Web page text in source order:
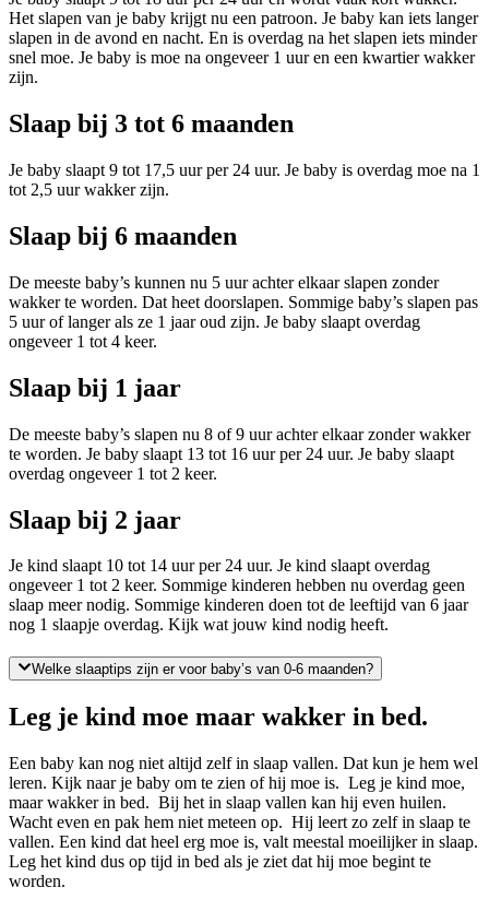
Het slapen van je baby krijgt nu een patroon. Je baby kan iets langer
slapen in de avond en nacht. En is overdag na het slapen iets minder
snel moe. Je baby is moe na ongeveer 1 uur en een kwartier wakker
zijn.
Slaap bij 3 tot 6 maanden
Je baby slaapt 9 tot 17,5 uur per 24 uur. Je baby is overdag moe na 1
tot 2,5 uur wakker zijn.
Slaap bij 6 maanden
De meeste baby’s kunnen nu 5 uur achter elkaar slapen zonder
wakker te worden. Dat heet doorslapen. Sommige baby’s slapen pas
5 uur of langer als ze 1 jaar oud zijn. Je baby slaapt overdag
ongeveer 1 tot 4 keer.
Slaap bij 1 jaar
De meeste baby’s slapen nu 8 of 9 uur achter elkaar zonder wakker
te worden. Je baby slaapt 13 tot 16 uur per 24 uur. Je baby slaapt
overdag ongeveer 1 tot 2 keer.
Slaap bij 2 jaar
Je kind slaapt 10 tot 14 uur per 24 uur. Je kind slaapt overdag
ongeveer 1 tot 2 keer. Sommige kinderen hebben nu overdag geen
slaap meer nodig. Sommige kinderen doen tot de leeftijd van 6 jaar
nog 1 slaapje overdag. Kijk wat jouw kind nodig heeft.
Welke slaaptips zijn er voor baby’s van 0-6 maanden?
Leg je kind moe maar wakker in bed.
Een baby kan nog niet altijd zelf in slaap vallen. Dat kun je hem wel
leren. Kijk naar je baby om te zien of hij moe is. Leg je kind moe,
maar wakker in bed. Bij het in slaap vallen kan hij even huilen.
Wacht even en pak hem niet meteen op. Hij leert zo zelf in slaap te
vallen. Een kind dat heel erg moe is, valt meestal moeilijker in slaap.
Leg het kind dus op tijd in bed als je ziet dat hij moe begint te
worden.